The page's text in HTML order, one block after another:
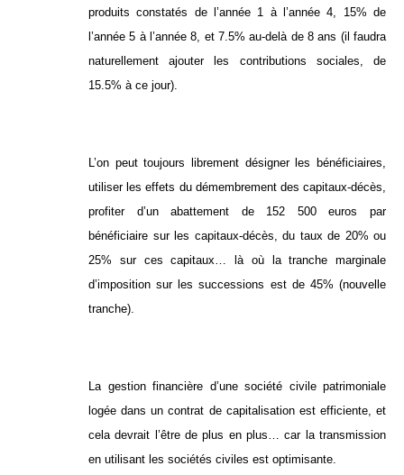
produits constatés de l’année 1 à l’année 4, 15% de
l’année 5 à l’année 8, et 7.5% au-delà de 8 ans (il faudra
naturellement ajouter les contributions sociales, de
15.5% à ce jour).
L’on peut toujours librement désigner les bénéficiaires,
utiliser les effets du démembrement des capitaux-décès,
profiter d’un abattement de 152 500 euros par
bénéficiaire sur les capitaux-décès, du taux de 20% ou
25% sur ces capitaux… là où la tranche marginale
d’imposition sur les successions est de 45% (nouvelle
tranche).
La gestion financière d’une société civile patrimoniale
logée dans un contrat de capitalisation est efficiente, et
cela devrait l’être de plus en plus… car la transmission
en utilisant les sociétés civiles est optimisante.